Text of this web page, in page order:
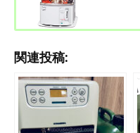
関連投稿: